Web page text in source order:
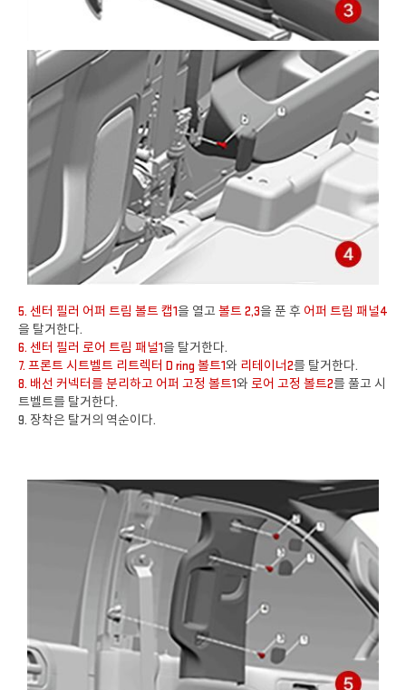
5. 센터 필러 어퍼 트림 볼트 캡1을 열고 볼트 2,3을 푼 후 어퍼 트림 패널4
을 탈거한다.
6. 센터 필러 로어 트림 패널1을 탈거한다.
7. 프론트 시트벨트 리트렉터 D ring 볼트1와 리테이너2를 탈거한다.
8. 배선 커넥터를 분리하고 어퍼 고정 볼트1와 로어 고정 볼트2를 풀고 시
트벨트를 탈거한다.
9. 장착은 탈거의 역순이다.